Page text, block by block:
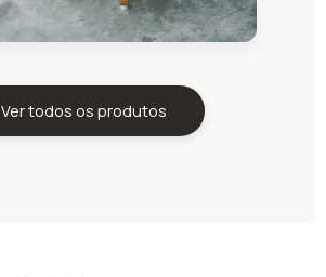
Ver todos os produtos